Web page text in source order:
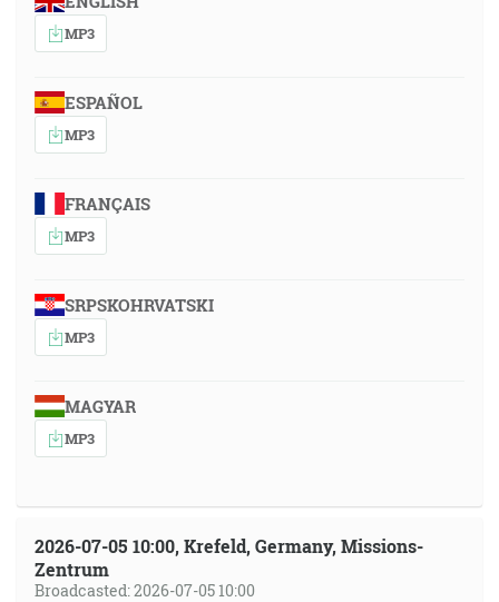
MP3
ESPAÑOL
MP3
FRANÇAIS
MP3
SRPSKOHRVATSKI
MP3
MAGYAR
MP3
2026-07-05 10:00, Krefeld, Germany, Missions-
Zentrum
Broadcasted: 2026-07-05 10:00